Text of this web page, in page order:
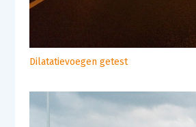
Dilatatievoegen getest